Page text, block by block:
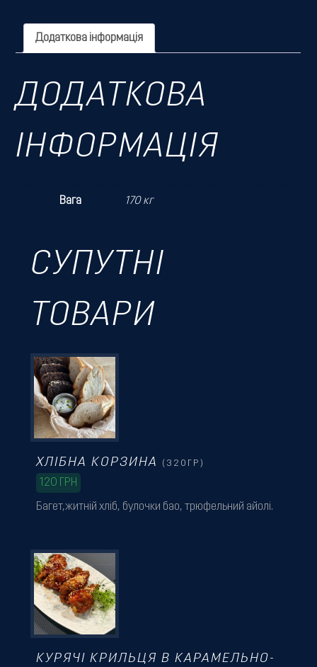
Додаткова інформація
ДОДАТКОВА
ІНФОРМАЦІЯ
Вага 170 кг
СУПУТНІ
ТОВАРИ
Багет,житній хліб, булочки бао, трюфельний айолі.
ХЛІБНА КОРЗИНА (320ГР)
120 ГРН
КУРЯЧІ КРИЛЬЦЯ В КАРАМЕЛЬНО-